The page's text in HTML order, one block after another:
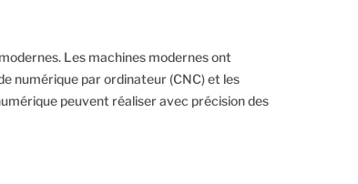
Les machines modernes ont
numérique par ordinateur (CNC) et les
peuvent réaliser avec précision des